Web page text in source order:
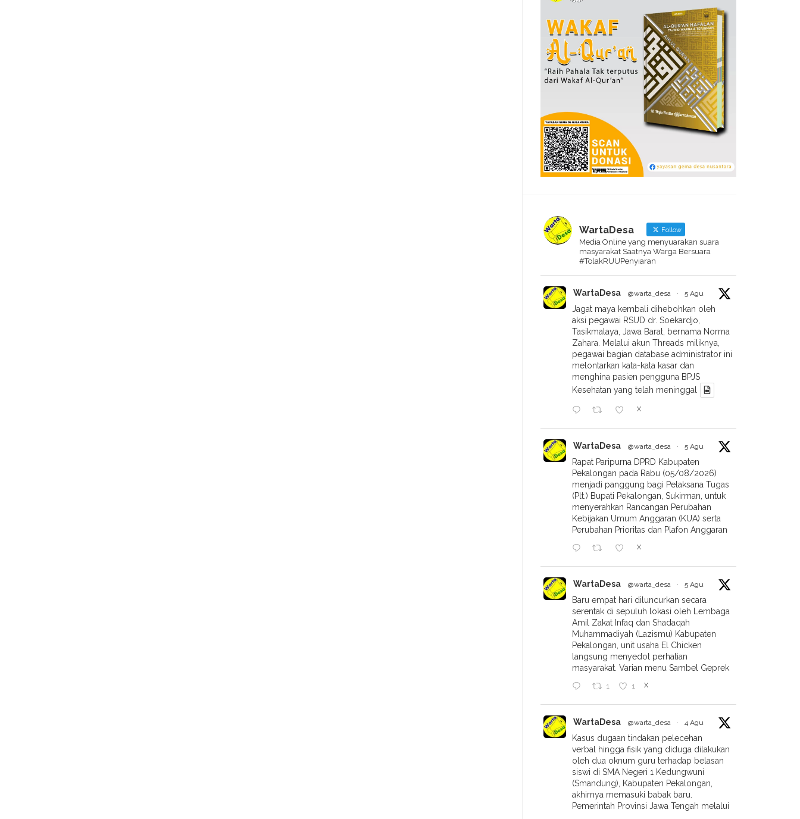
WartaDesa Follow
Media Online yang menyuarakan suara
masyarakat Saatnya Warga Bersuara
#TolakRUUPenyiaran
WartaDesa @warta_desa · 5 Agu
Jagat maya kembali dihebohkan oleh
aksi pegawai RSUD dr. Soekardjo,
Tasikmalaya, Jawa Barat, bernama Norma
Zahara. Melalui akun Threads miliknya,
pegawai bagian database administrator ini
melontarkan kata-kata kasar dan
menghina pasien pengguna BPJS
Kesehatan yang telah meninggal
X
WartaDesa @warta_desa · 5 Agu
Rapat Paripurna DPRD Kabupaten
Pekalongan pada Rabu (05/08/2026)
menjadi panggung bagi Pelaksana Tugas
(Plt.) Bupati Pekalongan, Sukirman, untuk
menyerahkan Rancangan Perubahan
Kebijakan Umum Anggaran (KUA) serta
Perubahan Prioritas dan Plafon Anggaran
X
WartaDesa @warta_desa · 5 Agu
Baru empat hari diluncurkan secara
serentak di sepuluh lokasi oleh Lembaga
Amil Zakat Infaq dan Shadaqah
Muhammadiyah (Lazismu) Kabupaten
Pekalongan, unit usaha El Chicken
langsung menyedot perhatian
masyarakat. Varian menu Sambel Geprek
1 1 X
WartaDesa @warta_desa · 4 Agu
Kasus dugaan tindakan pelecehan
verbal hingga fisik yang diduga dilakukan
oleh dua oknum guru terhadap belasan
siswi di SMA Negeri 1 Kedungwuni
(Smandung), Kabupaten Pekalongan,
akhirnya memasuki babak baru.
Pemerintah Provinsi Jawa Tengah melalui